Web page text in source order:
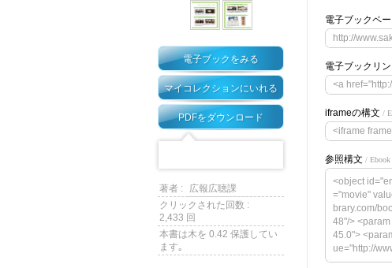
電子ブックをみる
マイコレクションにいれる
PDFをダウンロード
著者 :
広報広聴課
クリックされた回数 :
2,433 回
本書は木を 0.42 保護してい
ます｡
電子ブックペ
http://
電子ブックリン
<a
iframeの構文 /
<iframe
参照構文 /
<object
="movie"
brary.com/
48"/>
45.0">
ue="http://
m/megazine/